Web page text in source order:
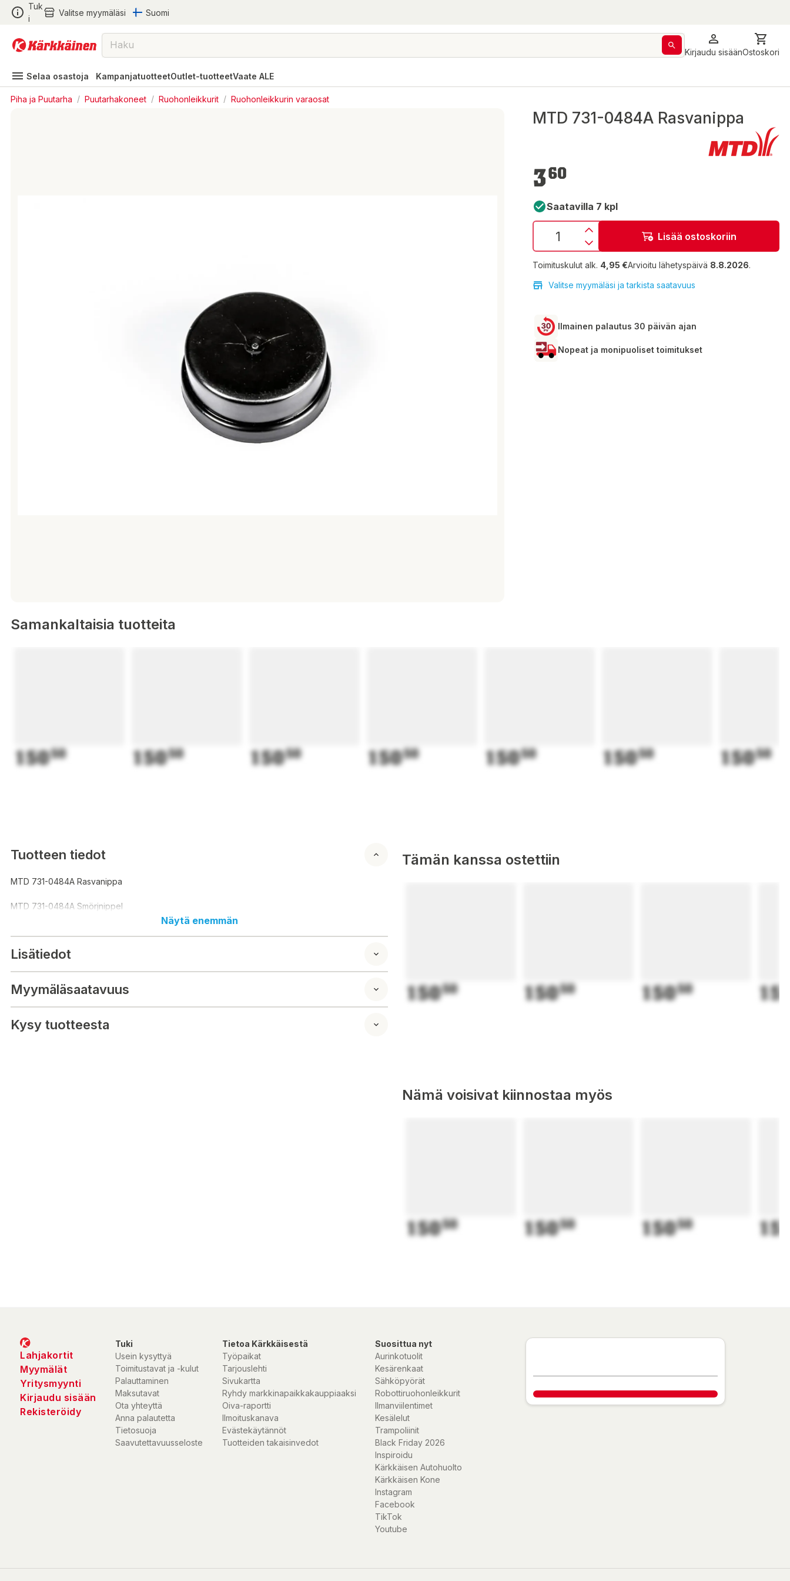
Tuk
i
Valitse myymäläsi Suomi
Kirjaudu sisäänOstoskori
Selaa osastoja KampanjatuotteetOutlet-tuotteetVaate ALE
Piha ja Puutarha / Puutarhakoneet / Ruohonleikkurit / Ruohonleikkurin varaosat
MTD 731-0484A Rasvanippa
3,60 €
360
Saatavilla 7 kpl
Lisää ostoskoriin
Toimituskulut alk. 4,95 €Arvioitu lähetyspäivä 8.8.2026.
Valitse myymäläsi ja tarkista saatavuus
Ilmainen palautus 30 päivän ajan
Nopeat ja monipuoliset toimitukset
Samankaltaisia tuotteita
15050 15050 15050 15050 15050 15050 15050
Tuotteen tiedot
MTD 731-0484A Rasvanippa
MTD 731-0484A Smörjnippel
Näytä enemmän
Lisätiedot
Myymäläsaatavuus
Kysy tuotteesta
Tämän kanssa ostettiin
15050 15050 15050
Nämä voisivat kiinnostaa myös
15050 15050 15050
Lahjakortit
Myymälät
Yritysmyynti
Kirjaudu sisään
Rekisteröidy
Tuki
Usein kysyttyä
Toimitustavat ja -kulut
Palauttaminen
Maksutavat
Ota yhteyttä
Anna palautetta
Tietosuoja
Saavutettavuusseloste
Tietoa Kärkkäisestä
Työpaikat
Tarjouslehti
Sivukartta
Ryhdy markkinapaikkakauppiaaksi
Oiva-raportti
Ilmoituskanava
Evästekäytännöt
Tuotteiden takaisinvedot
Suosittua nyt
Aurinkotuolit
Kesärenkaat
Sähköpyörät
Robottiruohonleikkurit
Ilmanviilentimet
Kesälelut
Trampoliinit
Black Friday 2026
Inspiroidu
Kärkkäisen Autohuolto
Kärkkäisen Kone
Instagram
Facebook
TikTok
Youtube